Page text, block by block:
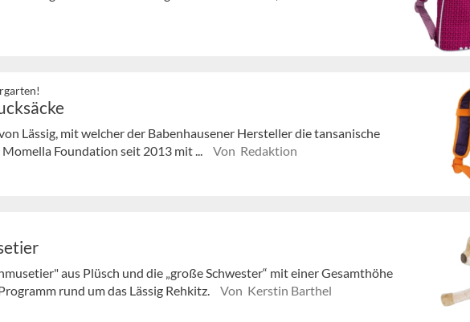
Lässig, mit welcher der Babenhausener Hersteller die tansanische
Foundation seit 2013 mit ...
Von Redaktion
aus Plüsch und die „große Schwester“ mit einer Gesamthöhe
rund um das Lässig Rehkitz.
Von Kerstin Barthel